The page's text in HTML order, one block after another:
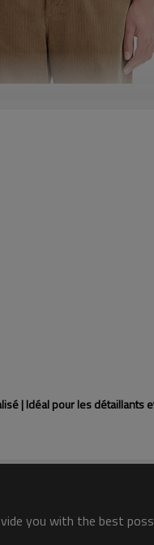
| Idéal pour les détaillants
you with the best